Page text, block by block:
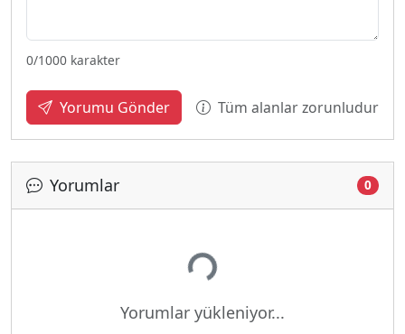
0/1000 karakter
Yorumu Gönder Tüm alanlar zorunludur
Yorumlar 0
Yükleniyor...
Yorumlar yükleniyor...